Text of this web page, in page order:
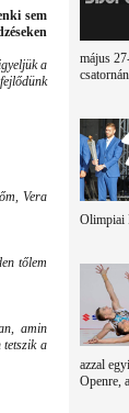
sem
a
Vera
tőlem
amin
tetszik a
május
Olimpiai
azzal
Openre,